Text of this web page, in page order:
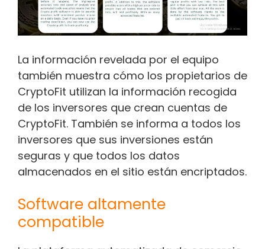
La información revelada por el equipo
también muestra cómo los propietarios de
CryptoFit utilizan la información recogida
de los inversores que crean cuentas de
CryptoFit. También se informa a todos los
inversores que sus inversiones están
seguras y que todos los datos
almacenados en el sitio están encriptados.
Software altamente
compatible